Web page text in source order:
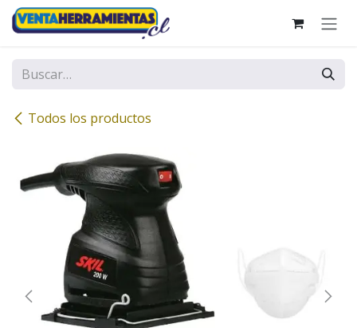
Ir al contenido
Todos los productos